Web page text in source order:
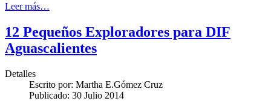
Leer más…
12 Pequeños Exploradores para DIF
Aguascalientes
Detalles
Escrito por: Martha E.Gómez Cruz
Publicado: 30 Julio 2014